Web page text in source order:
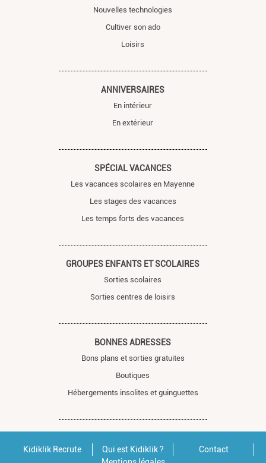
Nouvelles technologies
Cultiver son ado
Loisirs
ANNIVERSAIRES
En intérieur
En extérieur
SPÉCIAL VACANCES
Les vacances scolaires en Mayenne
Les stages des vacances
Les temps forts des vacances
GROUPES ENFANTS ET SCOLAIRES
Sorties scolaires
Sorties centres de loisirs
BONNES ADRESSES
Bons plans et sorties gratuites
Boutiques
Hébergements insolites et guinguettes
Kidiklik Recrute Qui est Kidiklik ?
Contact